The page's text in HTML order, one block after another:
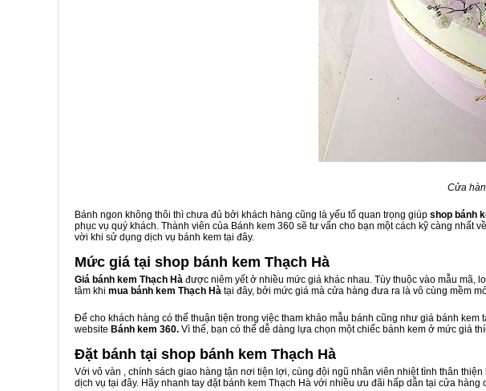
Cửa
Bánh ngon không thôi thì chưa đủ bởi khách hàng cũng là yếu tố quan trọng giúp shop bánh
phục vụ quý khách. Thành viên của Bánh kem 360 sẽ tư vấn cho bạn một cách kỹ càng
vời khi sử dụng dịch vụ bánh kem tại đây.
Mức giá tại shop bánh kem Thạch Hà
Giá bánh kem Thạch Hà được niêm yết ở nhiều mức giá khác nhau. Tùy thuộc vào mẫu mã,
tâm khi mua bánh kem Thạch Hà tại đây, bởi mức giá mà cửa hàng đưa ra là vô cùng mềm
Để cho khách hàng có thể thuận tiện trong việc tham khảo mẫu bánh cũng như giá bánh kem
website Bánh kem 360. Vì thế, bạn có thể dễ dàng lựa chọn một chiếc bánh kem ở mức giá
Đặt bánh tại shop bánh kem Thạch Hà
Với vô vàn , chính sách giao hàng tận nơi tiện lợi, cùng đội ngũ nhân viên nhiệt tình thân
dịch vụ tại đây. Hãy nhanh tay đặt bánh kem Thạch Hà với nhiều ưu đãi hấp dẫn tại cửa hàng